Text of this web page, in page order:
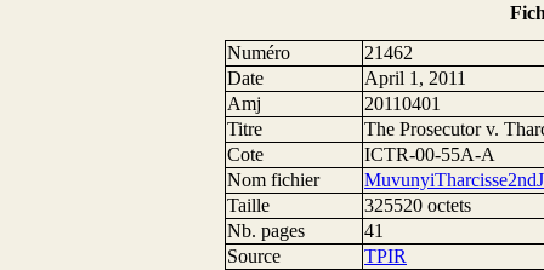
Numéro
21462
Date
April 1, 2011
Amj
20110401
Titre
The Prosecutor v.
Cote
ICTR-00-55A-A
Nom fichier
Taille
325520 octets
Nb. pages
41
Source
TPIR